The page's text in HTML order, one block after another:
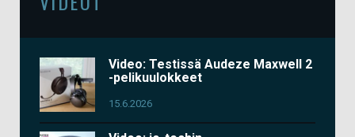
Video: Testissä Audeze Maxwell 2
-pelikuulokkeet
15.6.2026